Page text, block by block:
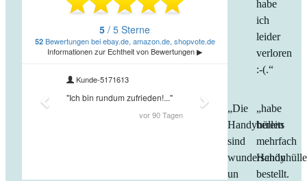
habe
ich
leider
verloren
:-(.“
„Die
Handyhüllen
sind
wunderschön
un
„habe
bereits
mehrfach
bestellt.